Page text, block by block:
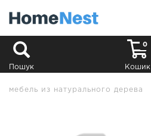
Пошук
0
Кошик
мебель из натурального дерева